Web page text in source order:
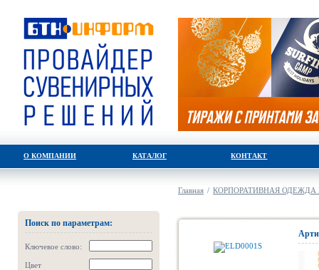
О КОМПАНИИ КАТАЛОГ КОНТАКТ
Поиск по параметрам:
Ключевое слово:
Цвет
Главная / КОРПОРАТИВНАЯ ОДЕЖДА